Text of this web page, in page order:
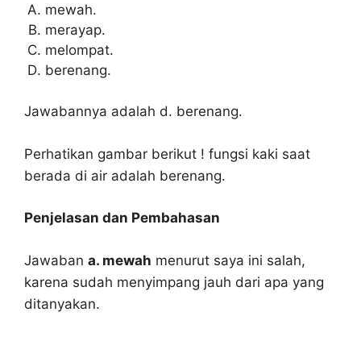
mewah.
merayap.
melompat.
berenang.
Jawabannya adalah d. berenang.
Perhatikan gambar berikut ! fungsi kaki saat
berada di air adalah berenang.
Penjelasan dan Pembahasan
Jawaban a. mewah menurut saya ini salah,
karena sudah menyimpang jauh dari apa yang
ditanyakan.